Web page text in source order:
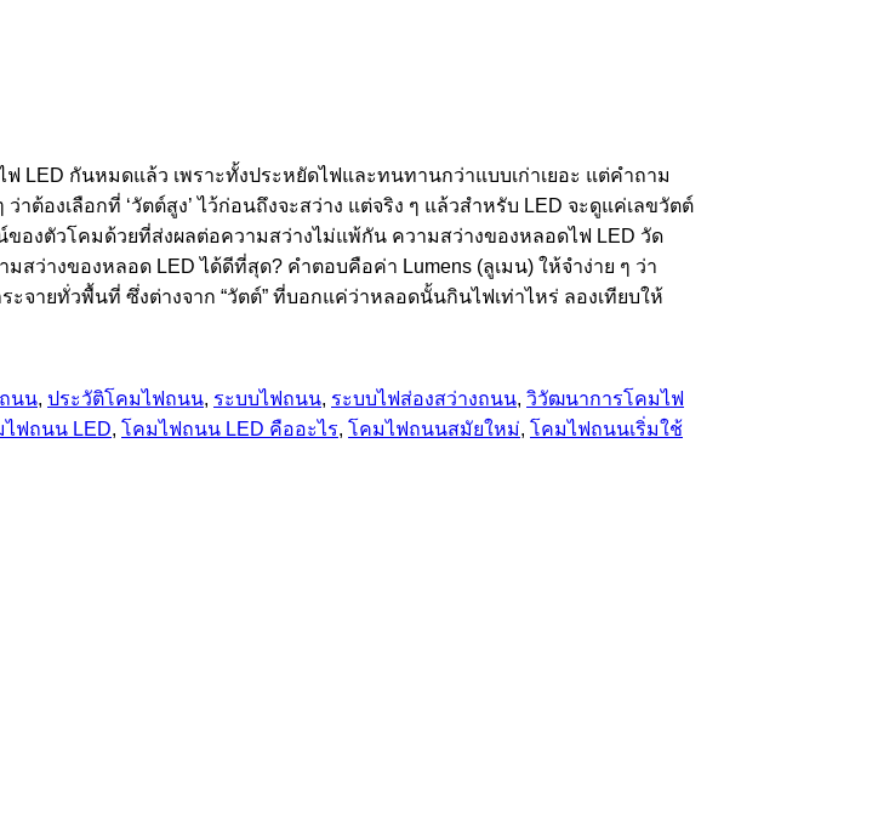
LED กันหมดแล้ว เพราะทั้งประหยัดไฟและทนทานกว่าแบบเก่าเยอะ แต่คำถาม
ต้องเลือกที่ ‘วัตต์สูง’ ไว้ก่อนถึงจะสว่าง แต่จริง ๆ แล้วสำหรับ LED จะดูแค่เลขวัตต์
องตัวโคมด้วยที่ส่งผลต่อความสว่างไม่แพ้กัน ความสว่างของหลอดไฟ LED วัด
ว่างของหลอด LED ได้ดีที่สุด? คำตอบคือค่า Lumens (ลูเมน) ให้จำง่าย ๆ ว่า
จายทั่วพื้นที่ ซึ่งต่างจาก “วัตต์” ที่บอกแค่ว่าหลอดนั้นกินไฟเท่าไหร่ ลองเทียบให้
นน, ประวัติโคมไฟถนน, ระบบไฟถนน, ระบบไฟส่องสว่างถนน, วิวัฒนาการโคมไฟ
ไฟถนน LED, โคมไฟถนน LED คืออะไร, โคมไฟถนนสมัยใหม่, โคมไฟถนนเริ่มใช้